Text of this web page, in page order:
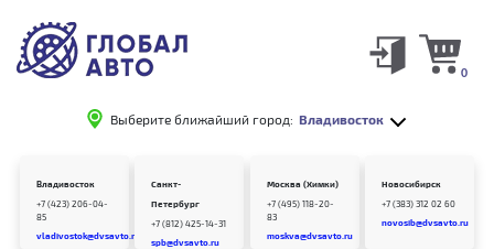
Выберите ближайший город: Владивосток
0
Владивосток
+7 (423) 206-04-
85
vladivostok@dvsavto.ru
Санкт-
Петербург
+7 (812) 425-14-31
spb@dvsavto.ru
Москва (Химки)
+7 (495) 118-20-
83
moskva@dvsavto.ru
Новосибирск
+7 (383) 312 02 60
novosib@dvsavto.ru